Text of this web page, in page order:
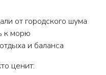
от городского шума
к морю
и баланса
ценит: